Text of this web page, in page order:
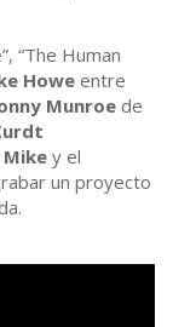
“The Human
Howeentre
Munroe de
Mike y el
un proyecto